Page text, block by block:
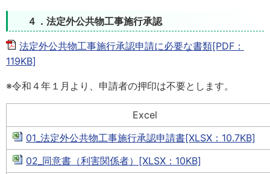
４．法定外公共物工事施行承認
法定外公共物工事施行承認申請に必要な書類[PDF：
119KB]
※令和４年１月より、申請者の押印は不要とします。
Excel
01_法定外公共物工事施行承認申請書[XLSX：10.7KB]
02_同意書（利害関係者）[XLSX：10KB]